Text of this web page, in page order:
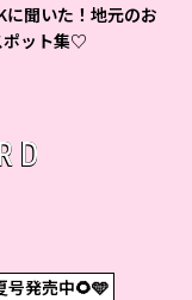
に聞いた！地元のお
ポット集♡
発売中🌻🩵